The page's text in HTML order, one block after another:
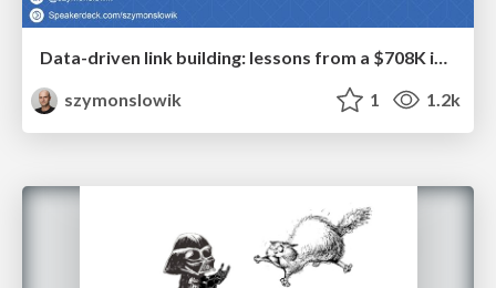
szymonslowik
1 1.2k